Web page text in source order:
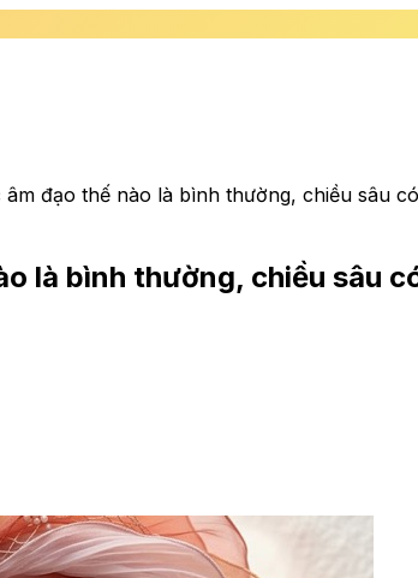
âm đạo thế nào là bình thường, chiều sâu
là bình thường, chiều sâu